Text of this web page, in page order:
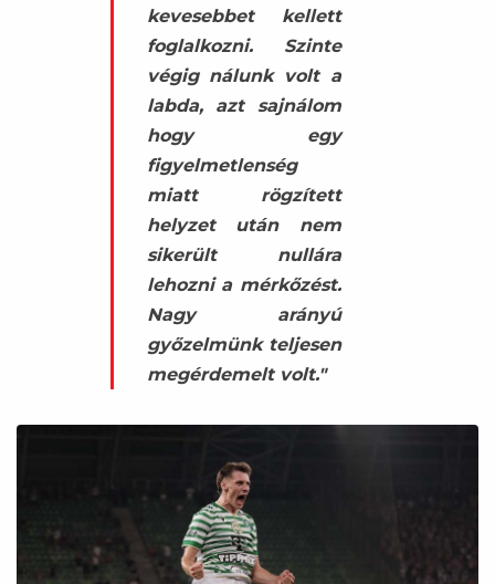
kevesebbet kellett
foglalkozni. Szinte
végig nálunk volt a
labda, azt sajnálom
hogy egy
figyelmetlenség
miatt rögzített
helyzet után nem
sikerült nullára
lehozni a mérkőzést.
Nagy arányú
győzelmünk teljesen
megérdemelt volt."